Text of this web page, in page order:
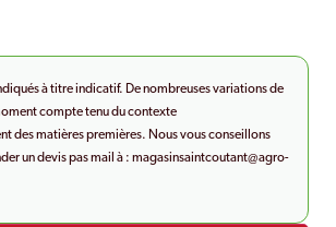
à titre indicatif. De nombreuses variations de
compte tenu du contexte
des matières premières. Nous vous conseillons
un devis pas mail à : magasinsaintcoutant@agro-